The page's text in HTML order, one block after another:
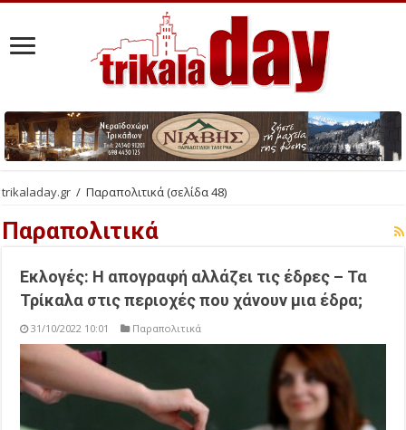
trikaladay.gr / Παραπολιτικά(σελίδα 48)
Παραπολιτικά
Εκλογές: Η απογραφή αλλάζει τις έδρες – Τα
Τρίκαλα στις περιοχές που χάνουν μια έδρα;
31/10/2022 10:01 Παραπολιτικά